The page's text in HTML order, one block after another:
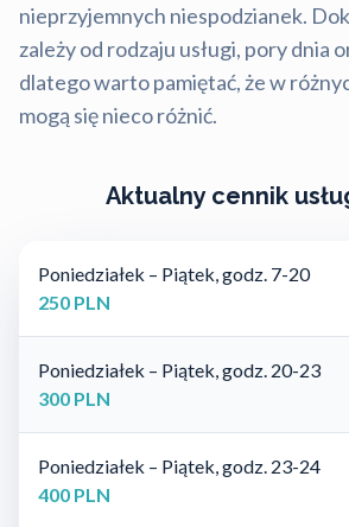
nieprzyjemnych niespodzianek.
zależy od rodzaju usługi, pory dnia
dlatego warto pamiętać, że w
mogą się nieco różnić.
Aktualny cennik
Poniedziałek – Piątek, godz. 7-20
250 PLN
Poniedziałek – Piątek, godz. 20-23
300 PLN
Poniedziałek – Piątek, godz. 23-24
400 PLN